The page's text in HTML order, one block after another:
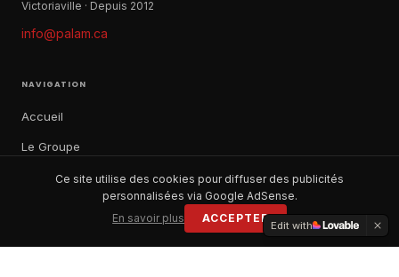
Victoriaville · Depuis 2012
info@palam.ca
NAVIGATION
Accueil
Le Groupe
Notre histoire
Ce site utilise des cookies pour diffuser des publicités
personnalisées via Google AdSense.
En savoir plus
ACCEPTER
Edit with